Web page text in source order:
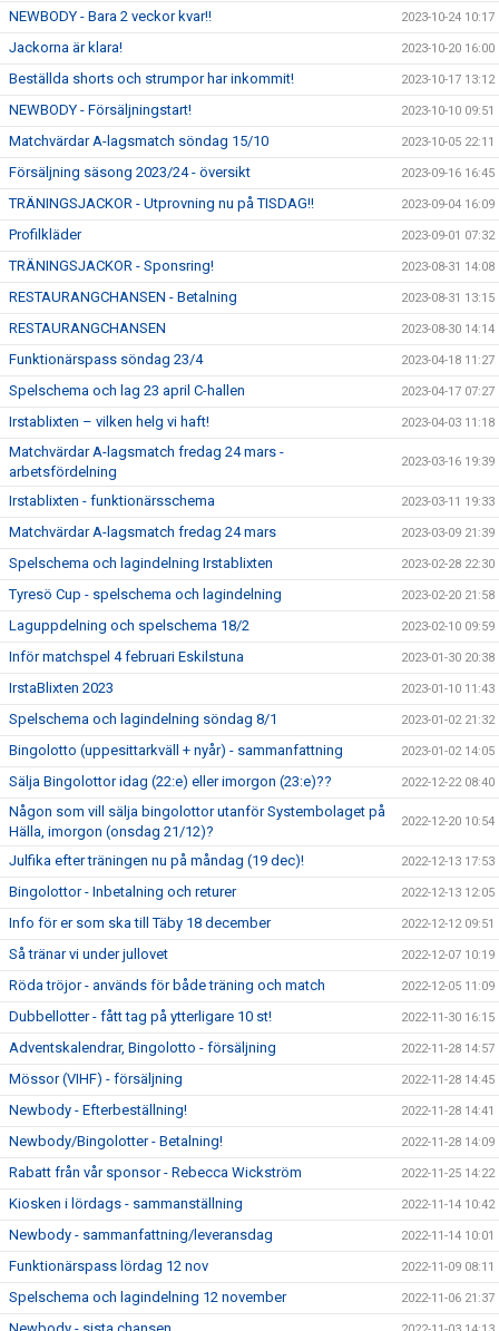
NEWBODY - Bara 2 veckor kvar!! 2023-10-24 10:17
Jackorna är klara! 2023-10-20 16:00
Beställda shorts och strumpor har inkommit! 2023-10-17 13:12
NEWBODY - Försäljningstart! 2023-10-10 09:51
Matchvärdar A-lagsmatch söndag 15/10 2023-10-05 22:11
Försäljning säsong 2023/24 - översikt 2023-09-16 16:45
TRÄNINGSJACKOR - Utprovning nu på TISDAG!! 2023-09-04 16:09
Profilkläder 2023-09-01 07:32
TRÄNINGSJACKOR - Sponsring! 2023-08-31 14:08
RESTAURANGCHANSEN - Betalning 2023-08-31 13:15
RESTAURANGCHANSEN 2023-08-30 14:14
Funktionärspass söndag 23/4 2023-04-18 11:27
Spelschema och lag 23 april C-hallen 2023-04-17 07:27
Irstablixten – vilken helg vi haft! 2023-04-03 11:18
Matchvärdar A-lagsmatch fredag 24 mars -
arbetsfördelning
2023-03-16 19:39
Irstablixten - funktionärsschema 2023-03-11 19:33
Matchvärdar A-lagsmatch fredag 24 mars 2023-03-09 21:39
Spelschema och lagindelning Irstablixten 2023-02-28 22:30
Tyresö Cup - spelschema och lagindelning 2023-02-20 21:58
Laguppdelning och spelschema 18/2 2023-02-10 09:59
Inför matchspel 4 februari Eskilstuna 2023-01-30 20:38
IrstaBlixten 2023 2023-01-10 11:43
Spelschema och lagindelning söndag 8/1 2023-01-02 21:32
Bingolotto (uppesittarkväll + nyår) - sammanfattning 2023-01-02 14:05
Sälja Bingolottor idag (22:e) eller imorgon (23:e)?? 2022-12-22 08:40
Någon som vill sälja bingolottor utanför Systembolaget på
Hälla, imorgon (onsdag 21/12)?
2022-12-20 10:54
Julfika efter träningen nu på måndag (19 dec)! 2022-12-13 17:53
Bingolottor - Inbetalning och returer 2022-12-13 12:05
Info för er som ska till Täby 18 december 2022-12-12 09:51
Så tränar vi under jullovet 2022-12-07 10:19
Röda tröjor - används för både träning och match 2022-12-05 11:09
Dubbellotter - fått tag på ytterligare 10 st! 2022-11-30 16:15
Adventskalendrar, Bingolotto - försäljning 2022-11-28 14:57
Mössor (VIHF) - försäljning 2022-11-28 14:45
Newbody - Efterbeställning! 2022-11-28 14:41
Newbody/Bingolotter - Betalning! 2022-11-28 14:09
Rabatt från vår sponsor - Rebecca Wickström 2022-11-25 14:22
Kiosken i lördags - sammanställning 2022-11-14 10:42
Newbody - sammanfattning/leveransdag 2022-11-14 10:01
Funktionärspass lördag 12 nov 2022-11-09 08:11
Spelschema och lagindelning 12 november 2022-11-06 21:37